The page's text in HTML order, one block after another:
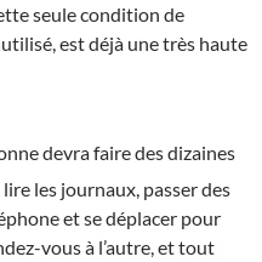
seule condition de
est déjà une très haute
devra faire des dizaines
les journaux, passer des
et se déplacer pour
vous à l’autre, et tout